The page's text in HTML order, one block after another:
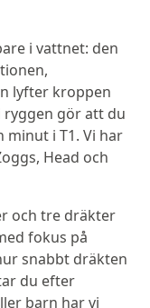
i vattnet: den
lyfter kroppen
ryggen gör att du
minut i T1. Vi har
Head och
och tre dräkter
fokus på
snabbt dräkten
du efter
barn har vi